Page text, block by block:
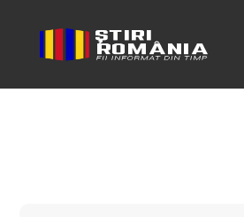
cardiolog Dan Tesloianu